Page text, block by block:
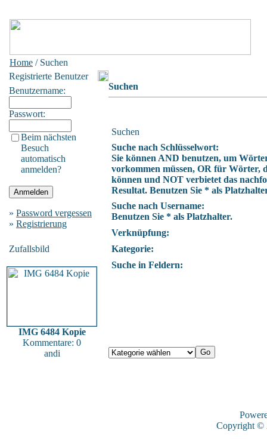
Home / Suchen
Registrierte Benutzer
Benutzername:
Passwort:
Beim nächsten
Besuch
automatisch
anmelden?
» Password vergessen
» Registrierung
Zufallsbild
IMG 6484 Kopie
Kommentare: 0
andi
Suchen
Suchen
Suche nach Schlüsselwort:
Sie können AND benutzen, um
vorkommen müssen, OR für Wörter,
können und NOT verbietet das
Resultat. Benutzen Sie * als
Suche nach Username:
Benutzen Sie * als Platzhalter.
Verknüpfung:
Kategorie:
Suche in Feldern:
Copyright ©